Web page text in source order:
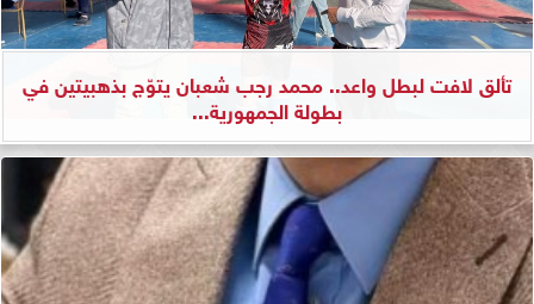
تألق لافت لبطل واعد.. محمد رجب شعبان يتوّج بذهبيتين في
بطولة الجمهورية...